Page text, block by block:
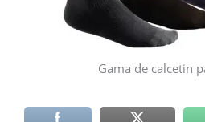
Gama de calcetin